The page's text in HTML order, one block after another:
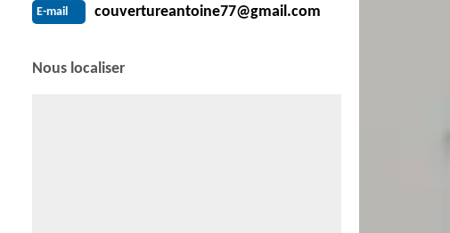
E-mail couvertureantoine77@gmail.com
Nous localiser